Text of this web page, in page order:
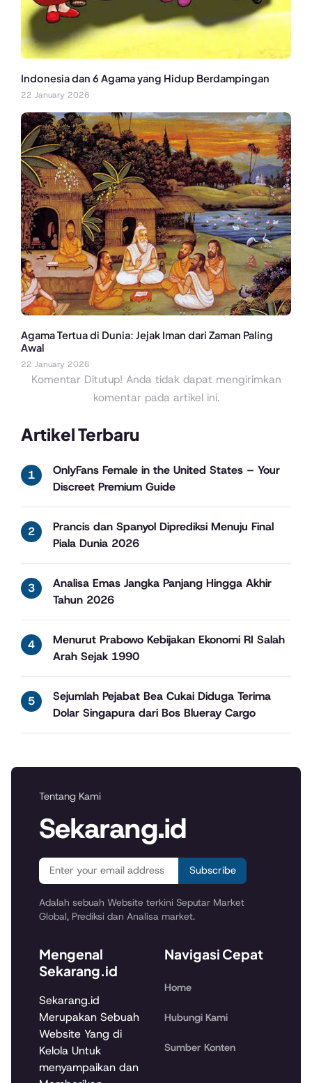
Artikel Terbaru
OnlyFans Female in the United States – Your
Discreet Premium Guide
Prancis dan Spanyol Diprediksi Menuju Final
Piala Dunia 2026
Analisa Emas Jangka Panjang Hingga Akhir
Tahun 2026
Menurut Prabowo Kebijakan Ekonomi RI Salah
Arah Sejak 1990
Sejumlah Pejabat Bea Cukai Diduga Terima
Dolar Singapura dari Bos Blueray Cargo
Indonesia dan 6 Agama yang Hidup Berdampingan
22 January 2026
Agama Tertua di Dunia: Jejak Iman dari Zaman Paling
Awal
22 January 2026
Komentar Ditutup! Anda tidak dapat mengirimkan
komentar pada artikel ini.
Tentang Kami
Sekarang.id
Subscribe
Adalah sebuah Website terkini Seputar Market
Global, Prediksi dan Analisa market.
Mengenal
Sekarang.id
Sekarang.id
Merupakan Sebuah
Website Yang di
Kelola Untuk
menyampaikan dan
Navigasi Cepat
Home
Hubungi Kami
Sumber Konten